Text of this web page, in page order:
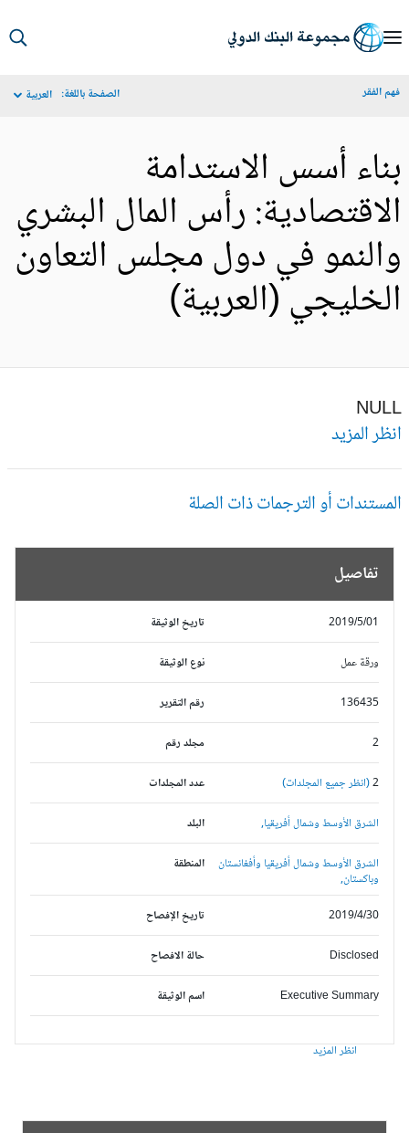
الفقر الصفحة باللغة: العربية
أسس الاستدامة
رأس المال البشري
في دول مجلس التعاون
(العربية)
المزيد
أو الترجمات ذات الصلة
تفاصيل
تاريخ الوثيقة 2019/5/01
نوع الوثيقة ورقة عمل
رقم التقرير 136435
مجلد رقم
عدد المجلدات (انظر جميع المجلدات)
البلد الشرق الأوسط وشمال أفريقيا,
المنطقة
الشرق الأوسط وشمال أفريقيا وأفغانستان
وباكستان,
تاريخ الإفصاح
2019/4/30
حالة الافصاح Disclosed
اسم الوثيقة Executive Summary
انظر المزيد